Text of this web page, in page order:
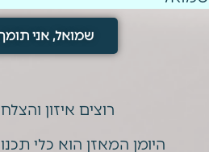
שמואל, אני
רוצים איזון
היומן המאזן הוא כלי